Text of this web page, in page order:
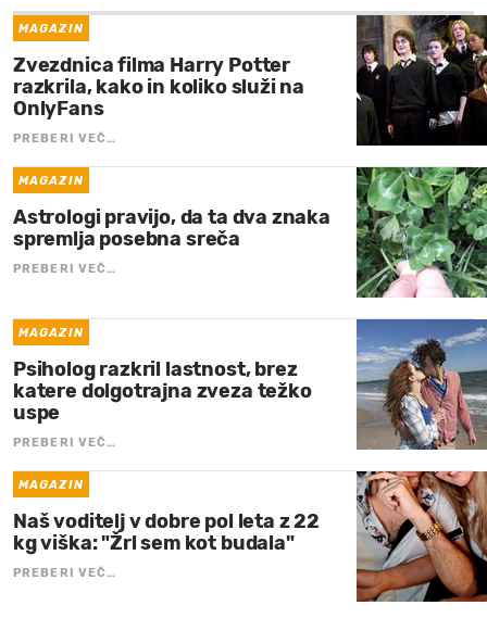
MAGAZIN
Zvezdnica filma Harry Potter
razkrila, kako in koliko služi na
OnlyFans
PREBERI VEČ…
MAGAZIN
Astrologi pravijo, da ta dva znaka
spremlja posebna sreča
PREBERI VEČ…
MAGAZIN
Psiholog razkril lastnost, brez
katere dolgotrajna zveza težko
uspe
PREBERI VEČ…
MAGAZIN
Naš voditelj v dobre pol leta z 22
kg viška: "Žrl sem kot budala"
PREBERI VEČ…